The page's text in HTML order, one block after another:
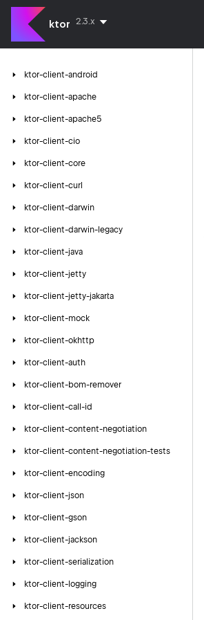
ktor 2.3.x
ktor-client-android
ktor-client-apache
ktor-client-apache5
ktor-client-cio
ktor-client-core
ktor-client-curl
ktor-client-darwin
ktor-client-darwin-legacy
ktor-client-java
ktor-client-jetty
ktor-client-jetty-jakarta
ktor-client-mock
ktor-client-okhttp
ktor-client-auth
ktor-client-bom-remover
ktor-client-call-id
ktor-client-content-negotiation
ktor-client-content-negotiation-tests
ktor-client-encoding
ktor-client-json
ktor-client-gson
ktor-client-jackson
ktor-client-serialization
ktor-client-logging
ktor-client-resources